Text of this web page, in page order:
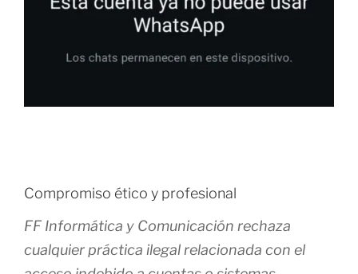
Compromiso ético y profesional
FF Informática y Comunicación rechaza
cualquier práctica ilegal relacionada con el